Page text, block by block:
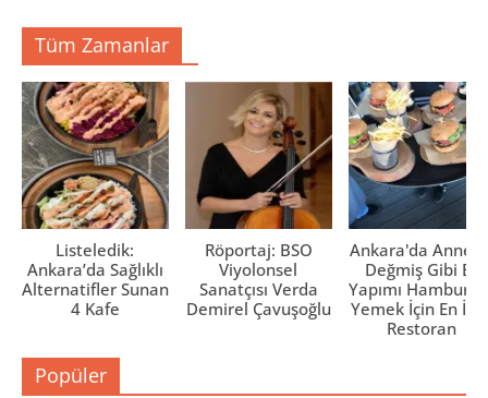
Tüm Zamanlar
Listeledik:
Ankara’da Sağlıklı
Alternatifler Sunan
4 Kafe
Röportaj: BSO
Viyolonsel
Sanatçısı Verda
Demirel Çavuşoğlu
Ankara'da Anne
Değmiş Gibi Ev
Yapımı
Yemek İçin En İyi
Restoran
Popüler